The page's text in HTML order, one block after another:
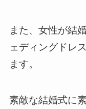
また、女性が結
ェディングドレ
ます。
素敵な結婚式に